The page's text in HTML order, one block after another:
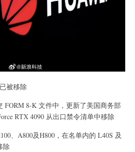
被移除
FORM 8-K 文件中，更新了美国商务部
RTX 4090 从出口禁令清单中移除
、A800及H800，在名单内的 L40S 及
除